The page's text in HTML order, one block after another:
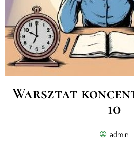
Warsztat
10
admin